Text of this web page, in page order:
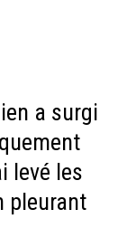
a surgi
levé les
pleurant